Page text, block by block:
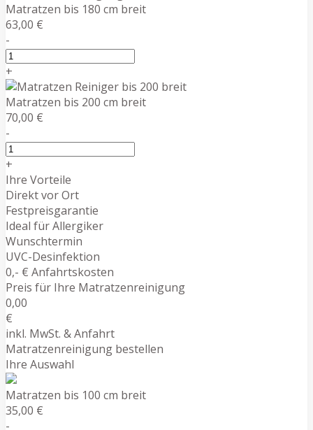
Matratzen bis 180 cm breit
63,00 €
-
+
Matratzen bis 200 cm breit
70,00 €
-
+
Ihre Vorteile
Direkt vor Ort
Festpreisgarantie
Ideal für Allergiker
Wunschtermin
UVC-Desinfektion
0,- € Anfahrtskosten
Preis für Ihre Matratzenreinigung
0,00
€
inkl. MwSt. & Anfahrt
Matratzenreinigung bestellen
Ihre Auswahl
Matratzen bis 100 cm breit
35,00 €
-